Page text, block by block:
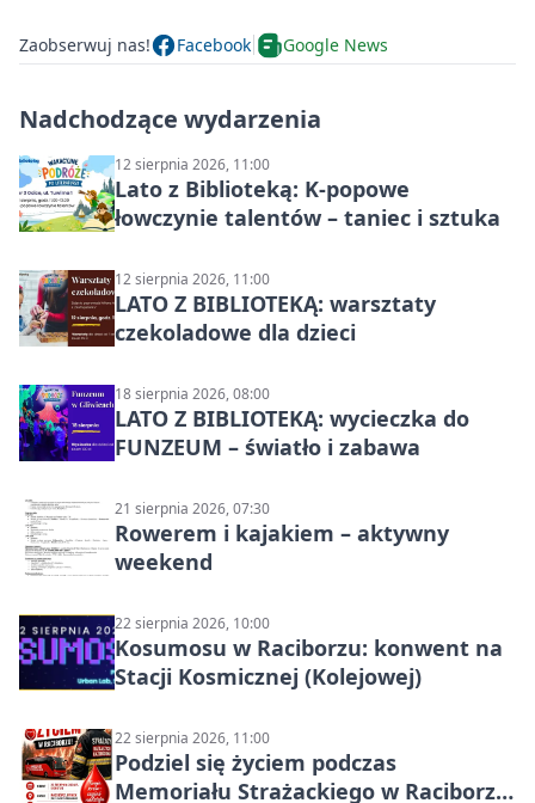
Zaobserwuj nas! Facebook Google News
Nadchodzące wydarzenia
12 sierpnia 2026, 11:00
Lato z Biblioteką: K-popowe
łowczynie talentów – taniec i sztuka
12 sierpnia 2026, 11:00
LATO Z BIBLIOTEKĄ: warsztaty
czekoladowe dla dzieci
18 sierpnia 2026, 08:00
LATO Z BIBLIOTEKĄ: wycieczka do
FUNZEUM – światło i zabawa
21 sierpnia 2026, 07:30
Rowerem i kajakiem – aktywny
weekend
22 sierpnia 2026, 10:00
Kosumosu w Raciborzu: konwent na
Stacji Kosmicznej (Kolejowej)
22 sierpnia 2026, 11:00
Podziel się życiem podczas
Memoriału Strażackiego w Raciborzu